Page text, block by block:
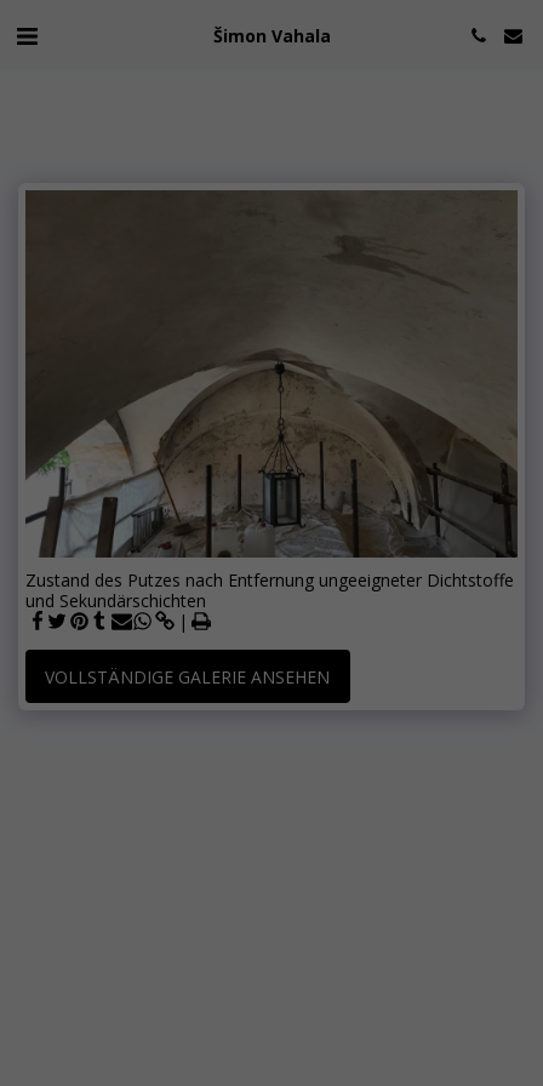
Šimon Vahala
Zustand des Putzes nach Entfernung ungeeigneter Dichtstoffe
und Sekundärschichten
VOLLSTÄNDIGE GALERIE ANSEHEN